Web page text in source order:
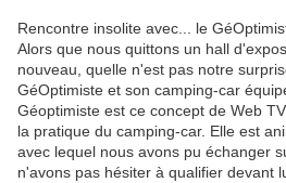
Rencontre insolite avec... le
Alors que nous quittons un hall
nouveau, quelle n'est pas notre
GéOptimiste et son camping-car
Géoptimiste est ce concept de Web
la pratique du camping-car. Elle est
avec lequel nous avons pu échanger
n'avons pas hésiter à qualifier devant